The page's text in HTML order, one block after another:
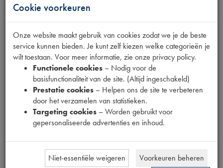
MOTOROLIE 10W-40
SEM.SYN 1L HM
Fabrikant
OUTLET
Productnummer
1910271
Normale prijs
€12,16 (€10,05excl. btw)
Cookie voorkeuren
Onze website maakt gebruik van cookies zodat we je de beste
service kunnen bieden. Je kunt zelf kiezen welke categorieën je
wilt toestaan. Voor meer informatie, zie onze privacy policy.
Functionele cookies – Nodig voor de
basisfunctionaliteit van de site. (Altijd ingeschakeld)
Prestatie cookies – Helpen ons de site te verbeteren
door het verzamelen van statistieken.
Targeting cookies – Worden gebruikt voor
gepersonaliseerde advertenties en inhoud.
Niet-essentiële weigeren
Voorkeuren beheren